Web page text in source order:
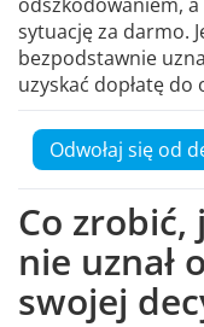
sytuację za darmo.
bezpodstawnie
uzyskać dopłatę
Odwołaj się od
Co zrobić,
nie uznał
swojej